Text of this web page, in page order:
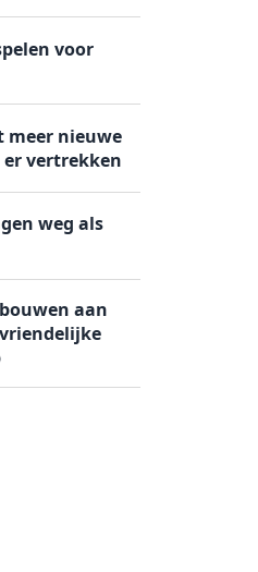
voor
meer nieuwe
vertrekken
weg als
aan